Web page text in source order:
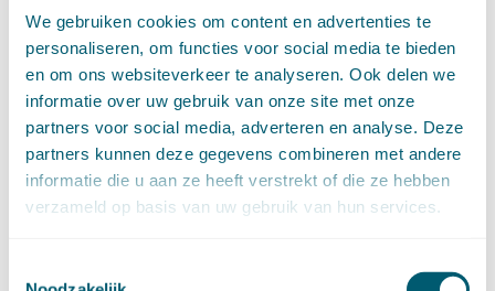
We gebruiken cookies om content en advertenties te
personaliseren, om functies voor social media te bieden
en om ons websiteverkeer te analyseren. Ook delen we
informatie over uw gebruik van onze site met onze
partners voor social media, adverteren en analyse. Deze
partners kunnen deze gegevens combineren met andere
informatie die u aan ze heeft verstrekt of die ze hebben
verzameld op basis van uw gebruik van hun services.
Artikel 4:49
Artikel 4:50
Artikel 4:51
4.2.7 Betaling en terugvordering (4:52-4:57)
Artikel 4:52
Artikel 4:53
Artikel 4:55